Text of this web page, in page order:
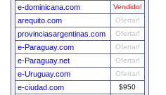
e-dominicana.com Vendido!
arequito.com Ofertar!
provinciasargentinas.com Ofertar!
e-Paraguay.com Ofertar!
e-Paraguay.net Ofertar!
e-Uruguay.com Ofertar!
e-ciudad.com $950